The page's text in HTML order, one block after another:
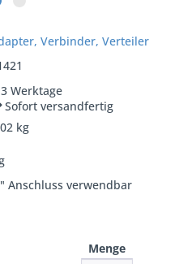
Verbinder, Verteiler
Werktage
Sofort versandfertig
kg
Anschluss verwendbar
Menge